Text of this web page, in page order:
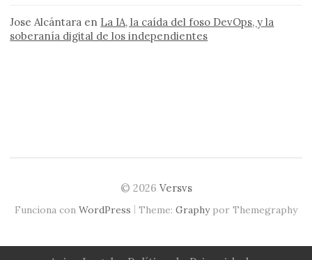
Jose Alcántara en La IA, la caída del foso DevOps, y la
soberanía digital de los independientes
© 2026 Versvs
Funciona con WordPress | Theme: Graphypor Themegraphy